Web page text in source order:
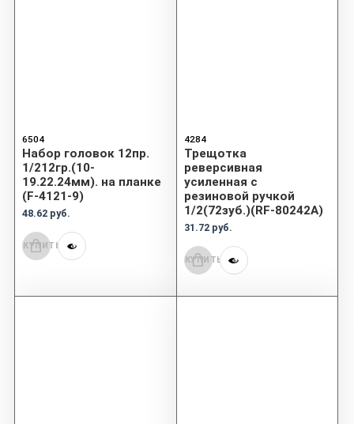
6504
Набор головок 12пр.
1/212гр.(10-
19.22.24мм). на планке
(F-4121-9)
48.62 руб.
КУПИТЬ
4284
Трещотка
реверсивная
усиленная с
резиновой ручкой
1/2(72зуб.)(RF-80242A)
31.72 руб.
КУПИТЬ